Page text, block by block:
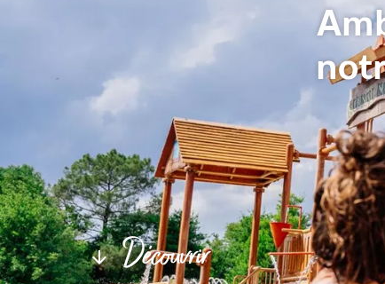
Découvrir